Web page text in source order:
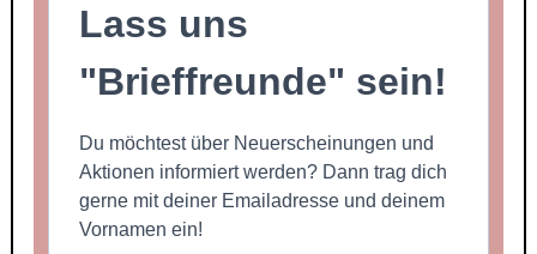
Lass uns
"Brieffreunde" sein!
Du möchtest über Neuerscheinungen und
Aktionen informiert werden? Dann trag dich
gerne mit deiner Emailadresse und deinem
Vornamen ein!